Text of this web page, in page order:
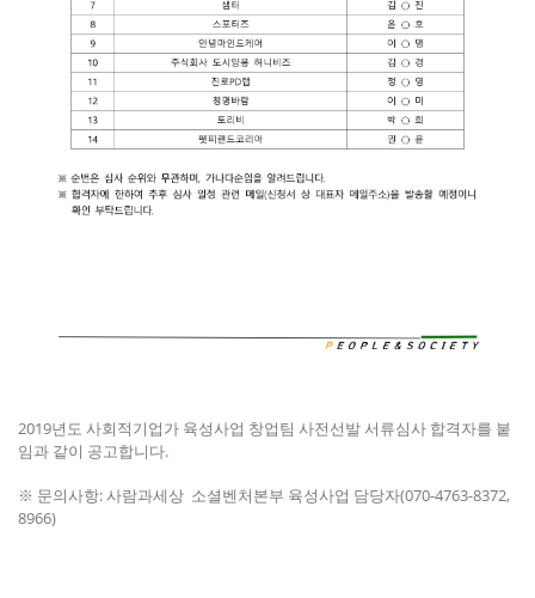
2019년도 사회적기업가 육성사업 창업팀 사전선발 서류심사 합격자를 붙
임과 같이 공고합니다.
※ 문의사항: 사람과세상 소셜벤처본부 육성사업 담당자(070-4763-8372,
8966)